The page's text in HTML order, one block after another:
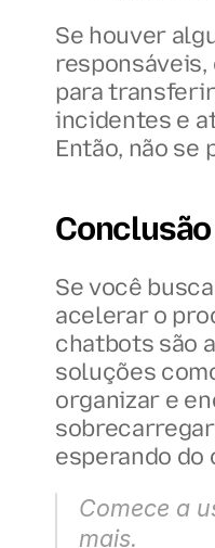
Se houver
responsáveis,
para
incidentes e
Então, não se
Conclusão
Se você
acelerar o
chatbots são
soluções
organizar e
esperando do
Comece a
mais.